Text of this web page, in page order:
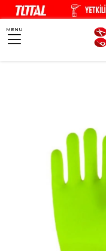
MENU